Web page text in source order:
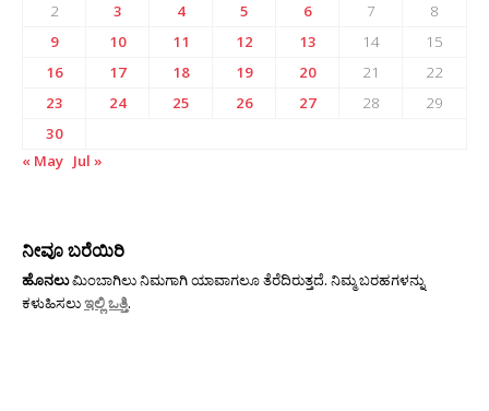
2
3 4 5 6 7
8
9
10 11 12 13 14
15
16
17 18 19 20 21
22
23
24 25 26 27 28
29
30
« May Jul »
ನೀವೂ ಬರೆಯಿರಿ
ಹೊನಲುಮಿಂಬಾಗಿಲು ನಿಮಗಾಗಿ ಯಾವಾಗಲೂ ತೆರೆದಿರುತ್ತದೆ. ನಿಮ್ಮ ಬರಹಗಳನ್ನು
ಕಳುಹಿಸಲುಇಲ್ಲಿ ಒತ್ತಿ.